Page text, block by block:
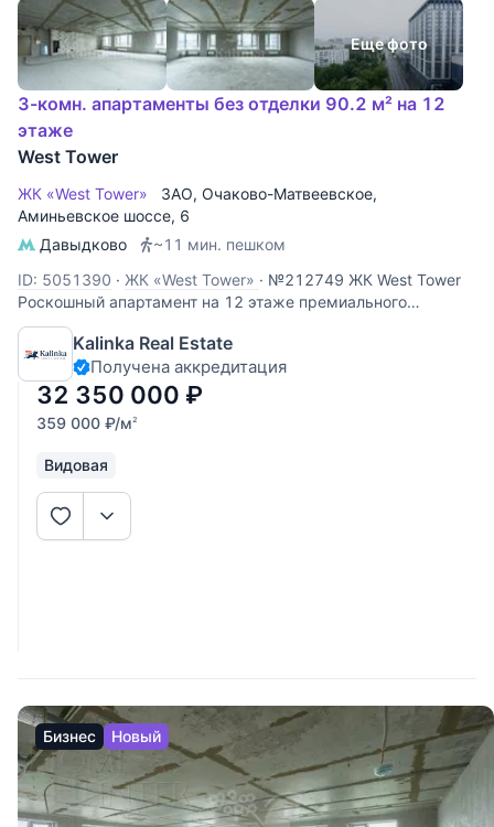
Еще фото
3-комн. апартаменты без отделки 90.2 м² на 12
этаже
West Tower
ЖК «West Tower» ЗАО, Очаково-Матвеевское,
Аминьевское шоссе, 6
Давыдково
~11 мин. пешком
ID: 5051390 · ЖК «West Tower» · №212749 ЖК West Tower
Роскошный апартамент на 12 этаже премиального
комплекса West Tower. Этот объект идеально подходит для
личного проживания или сдачи в аренду с высокой
доходностью. Панорамные виды: высокий 12 этаж
открывает захватывающий
Kalinka Real Estate
Получена аккредитация
32 350 000 ₽
359 000 ₽/м2
Видовая
Бизнес Новый